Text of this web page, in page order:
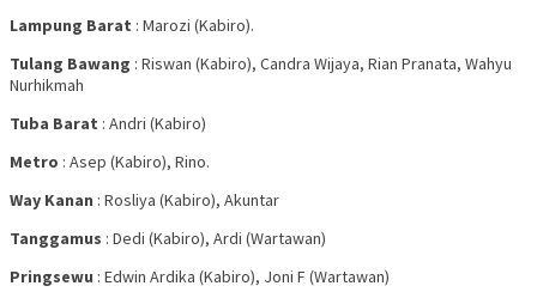
Lampung Barat : Marozi (Kabiro).
Tulang Bawang : Riswan (Kabiro), Candra Wijaya, Rian Pranata, Wahyu
Nurhikmah
Tuba Barat : Andri (Kabiro)
Metro : Asep (Kabiro), Rino.
Way Kanan : Rosliya (Kabiro), Akuntar
Tanggamus : Dedi (Kabiro), Ardi (Wartawan)
Pringsewu : Edwin Ardika (Kabiro), Joni F (Wartawan)